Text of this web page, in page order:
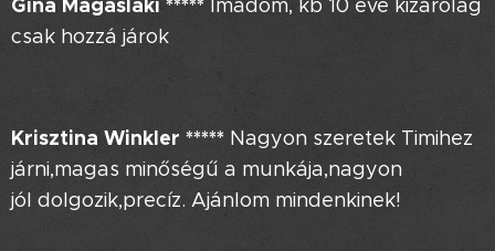
Imádom, kb 10 éve kizárólag
csak hozzá járok 🤗
Krisztina Winkler ***** Nagyon szeretek Timihez
járni,magas minőségű a munkája,nagyon
jól dolgozik,precíz. Ajánlom mindenkinek!